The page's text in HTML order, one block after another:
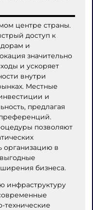
центре страны.
доступ к
и
значительно
и ускоряет
внутри
Местные
и
предлагая
позволяют
организацию в
бизнеса.
инфраструктуру
технические